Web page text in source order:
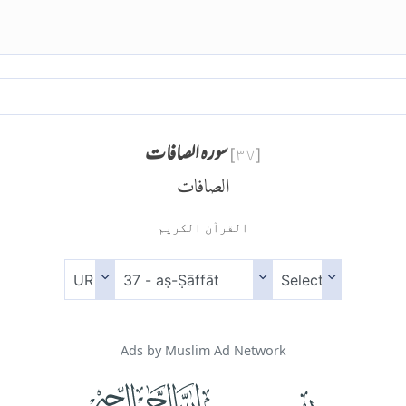
[۳۷]سورہ الصافات
الصافات
القرآن الكريم
Ads by Muslim Ad Network